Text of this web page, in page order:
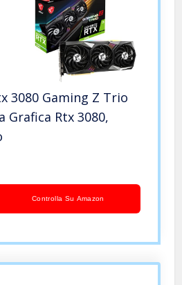
3080 Gaming Z Trio
Grafica Rtx 3080,
Controlla Su Amazon